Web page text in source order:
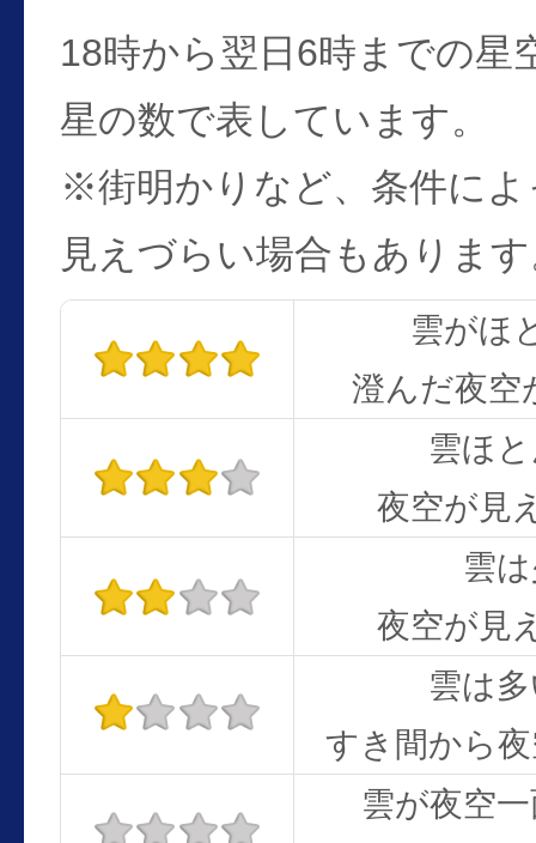
18時から翌日6時までの星
星の数で表しています。
※街明かりなど、条件に
見えづらい場合もありま
雲がほ
澄んだ夜空
雲ほ
夜空が見
雲
夜空が見
雲は
すき間から
雲が夜空